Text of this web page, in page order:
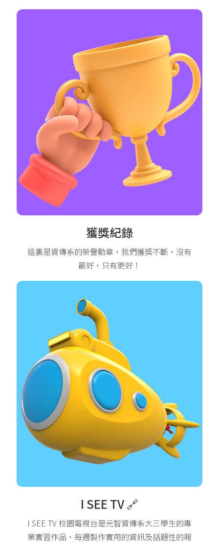
獲獎紀錄
這裏是資傳系的榮譽勳章，我們獲獎不斷，沒有
最好，只有更好！
I SEE TV 🔗
I SEE TV 校園電視台是元智資傳系大三學生的專
業實習作品，每週製作實用的資訊及話題性的報